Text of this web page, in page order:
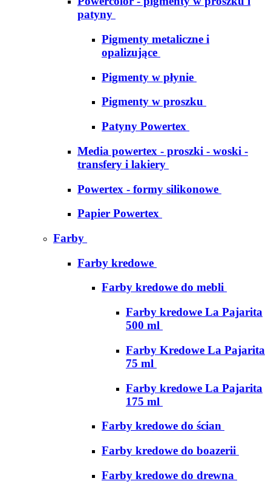
patyny
Pigmenty metaliczne i
opalizujące
Pigmenty w płynie
Pigmenty w proszku
Patyny Powertex
Media powertex - proszki - woski -
transfery i lakiery
Powertex - formy silikonowe
Papier Powertex
Farby
Farby kredowe
Farby kredowe do mebli
Farby kredowe La Pajarita
500 ml
Farby Kredowe La Pajarita
75 ml
Farby kredowe La Pajarita
175 ml
Farby kredowe do ścian
Farby kredowe do boazerii
Farby kredowe do drewna